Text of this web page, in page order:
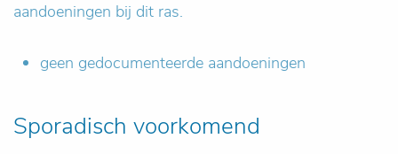
aandoeningen bij dit ras.
geen gedocumenteerde aandoeningen
Sporadisch voorkomend